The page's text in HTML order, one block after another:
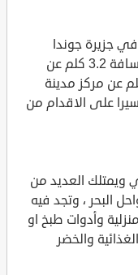
جزيرة جوندا
التابعة لولاية بالكسير ، ويبعد السوق مسافة 3.2 كلم عن
، بينما يبعد مسافة 133 كلم عن مركز مدينة
على الاقدام من
ويمتلك العديد من
البحر ، وتجد فيه
وأدوات طبخ او
والخضر